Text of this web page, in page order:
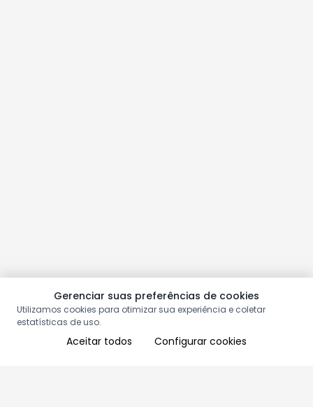
Gerenciar suas preferências de cookies
Utilizamos cookies para otimizar sua experiência e coletar
estatísticas de uso.
Aceitar todos Configurar cookies